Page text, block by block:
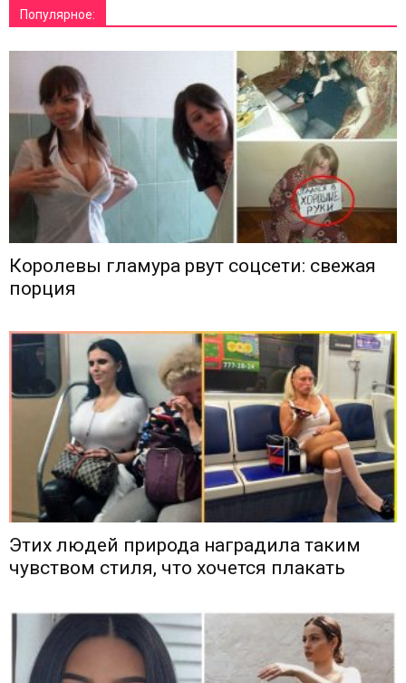
Популярное:
Королевы гламура рвут соцсети: свежая
порция
Этих людей природа наградила таким
чувством стиля, что хочется плакать